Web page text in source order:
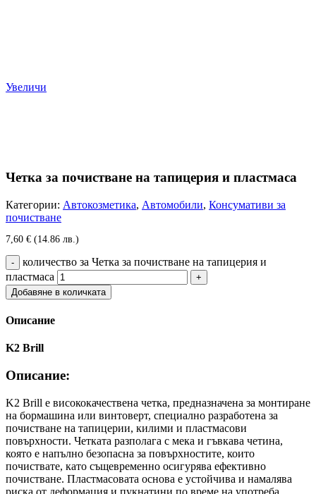
Увеличи
Четка за почистване на тапицерия и пластмаса
Категории: Автокозметика, Автомобили, Консумативи за
почистване
7,60 € (14.86 лв.)
количество за Четка за почистване на тапицерия и
пластмаса
Добавяне в количката
Описание
K2 Brill
Описание:
K2 Brill е висококачествена четка, предназначена за монтиране
на бормашина или винтоверт, специално разработена за
почистване на тапицерии, килими и пластмасови
повърхности. Четката разполага с мека и гъвкава четина,
която е напълно безопасна за повърхностите, които
почиствате, като същевременно осигурява ефективно
почистване. Пластмасовата основа е устойчива и намалява
риска от деформация и пукнатини по време на употреба.